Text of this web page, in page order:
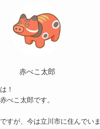
赤べこ太郎
！
べこ太郎です。
すが、今は立川市に住んでいま